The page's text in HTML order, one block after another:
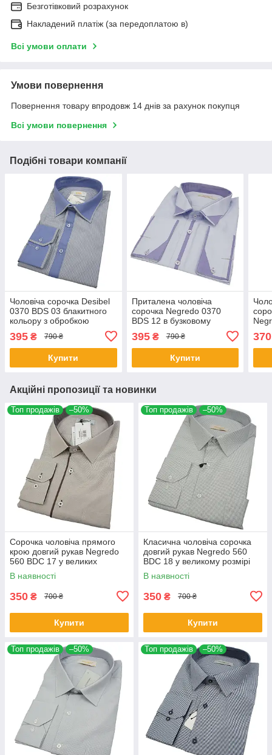
Безготівковий розрахунок
Накладений платіж (за передоплатою в)
Всі умови оплати
Умови повернення
Повернення товару впродовж 14 днів за рахунок покупця
Всі умови повернення
Подібні товари компанії
Чоловіча сорочка Desibel
0370 BDS 03 блакитного
кольору з обробкою
395 ₴ 790 ₴
Купити
Приталена чоловіча
сорочка Negredo 0370
BDS 12 в бузковому
395₴ 790 ₴
Купити
370
Акційні пропозиції та новинки
Топ продажів –50%
Сорочка чоловіча прямого
крою довгий рукав Negredo
560 BDC 17 у великих
розмірах
В наявності
350 ₴ 700 ₴
Купити
Топ продажів –50%
Класична чоловіча сорочка
довгий рукав Negredo 560
BDC 18 у великому розмірі
В наявності
350 ₴ 700 ₴
Купити
Топ продажів –50% Топ продажів –50%